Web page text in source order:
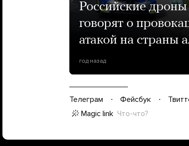
Российские
говорят о
атакой на страны
год назад
Телеграм Фейсбук
Magic link Что-что?